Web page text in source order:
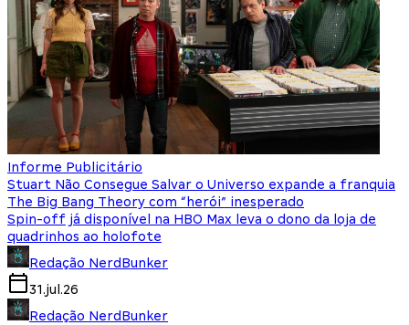
Informe Publicitário
Stuart Não Consegue Salvar o Universo expande a franquia
The Big Bang Theory com “herói” inesperado
Spin-off já disponível na HBO Max leva o dono da loja de
quadrinhos ao holofote
Redação NerdBunker
31.jul.26
Redação NerdBunker